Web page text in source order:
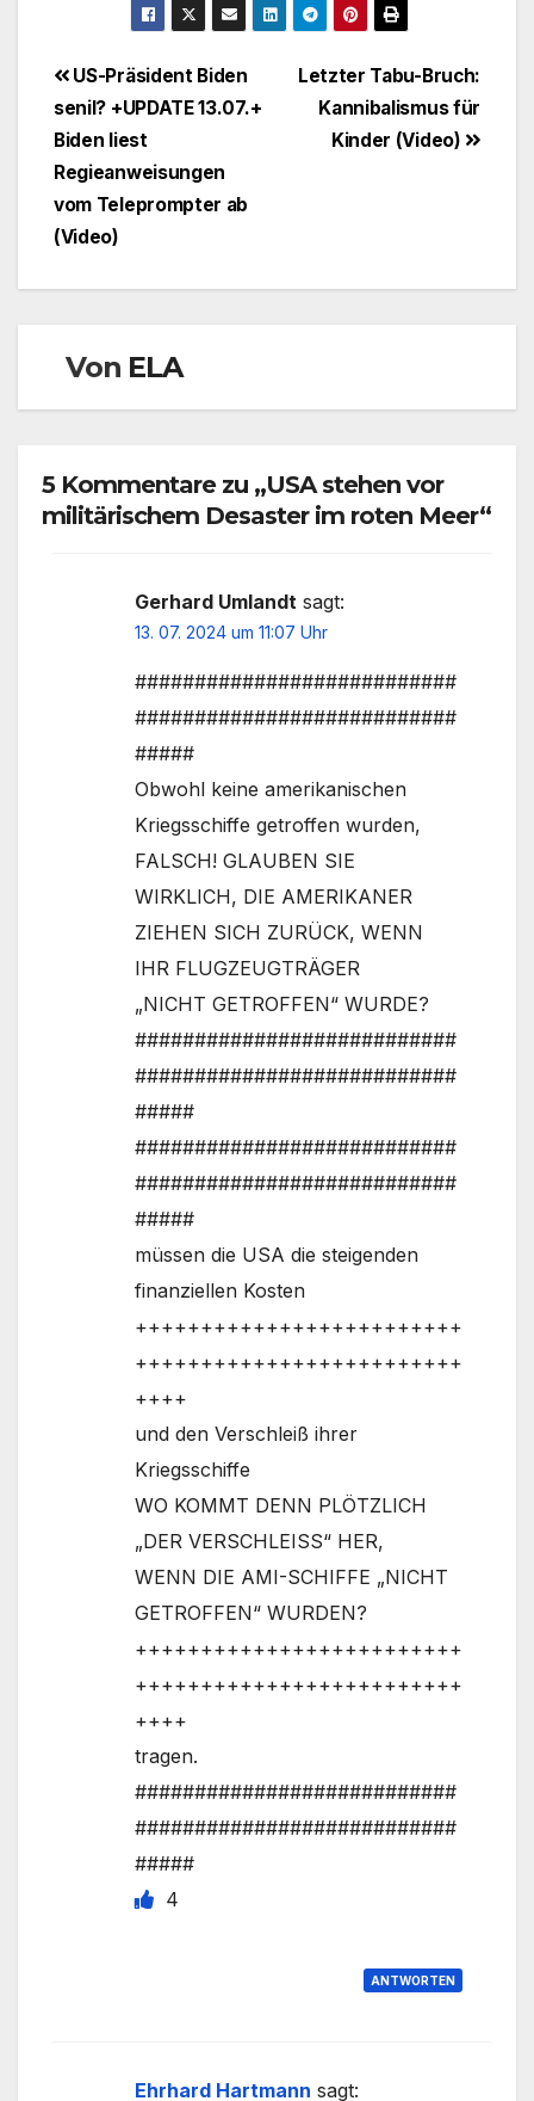
Beitragsnavigation
Letzter Tabu-Bruch:
Kannibalismus für
Kinder (Video)
US-Präsident Biden
senil? +UPDATE 13.07.+
Biden liest
Regieanweisungen
vom Teleprompter ab
(Video)
Von ELA
5 Kommentare zu „USA stehen vor
militärischem Desaster im roten Meer“
Gerhard Umlandt sagt:
13. 07. 2024 um 11:07 Uhr
###########################
###########################
#####
Obwohl keine amerikanischen
Kriegsschiffe getroffen wurden,
FALSCH! GLAUBEN SIE
WIRKLICH, DIE AMERIKANER
ZIEHEN SICH ZURÜCK, WENN
IHR FLUGZEUGTRÄGER
„NICHT GETROFFEN“ WURDE?
###########################
###########################
#####
###########################
###########################
#####
müssen die USA die steigenden
finanziellen Kosten
+++++++++++++++++++++++++
+++++++++++++++++++++++++
++++
und den Verschleiß ihrer
Kriegsschiffe
WO KOMMT DENN PLÖTZLICH
„DER VERSCHLEISS“ HER,
WENN DIE AMI-SCHIFFE „NICHT
GETROFFEN“ WURDEN?
+++++++++++++++++++++++++
+++++++++++++++++++++++++
++++
tragen.
###########################
###########################
#####
4
ANTWORTEN
Ehrhard Hartmann sagt: